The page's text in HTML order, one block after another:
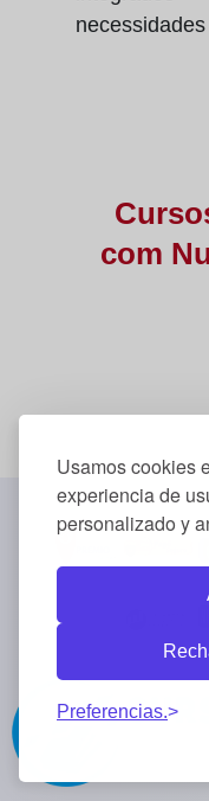
Usamos cookies
experiencia de
personalizado y
Preferencias.
com